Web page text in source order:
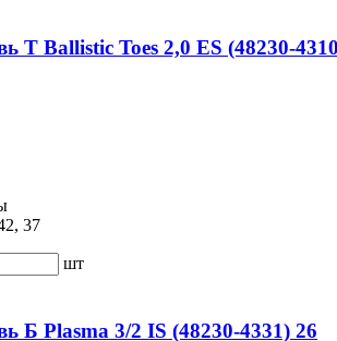
Т Ballistic Toes 2,0 ES (48230-
37
шт
Б Plasma 3/2 IS (48230-4331) 26